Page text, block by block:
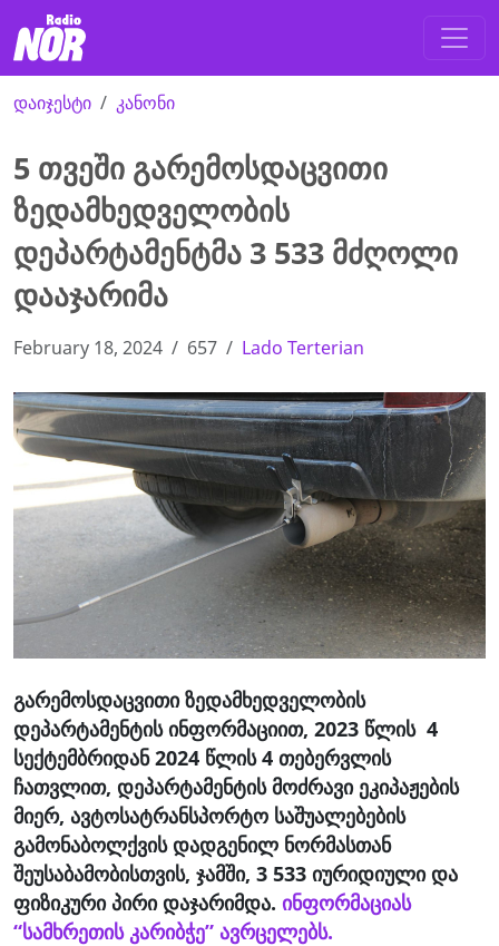
დაიჯესტი კანონი
5 თვეში გარემოსდაცვითი
ზედამხედველობის
დეპარტამენტმა 3 533 მძღოლი
დააჯარიმა
February 18, 2024 657 Lado Terterian
გარემოსდაცვითი ზედამხედველობის
დეპარტამენტის ინფორმაციით, 2023 წლის 4
სექტემბრიდან 2024 წლის 4 თებერვლის
ჩათვლით, დეპარტამენტის მოძრავი ეკიპაჟების
მიერ, ავტოსატრანსპორტო საშუალებების
გამონაბოლქვის დადგენილ ნორმასთან
შეუსაბამობისთვის, ჯამში, 3 533 იურიდიული და
ფიზიკური პირი დაჯარიმდა. ინფორმაციას
“სამხრეთის კარიბჭე” ავრცელებს.